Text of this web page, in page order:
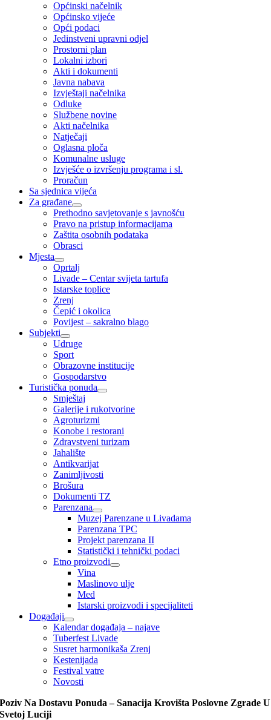
Općinski načelnik
Općinsko vijeće
Opći podaci
Jedinstveni upravni odjel
Prostorni plan
Lokalni izbori
Akti i dokumenti
Javna nabava
Izvještaji načelnika
Odluke
Službene novine
Akti načelnika
Natječaji
Oglasna ploča
Komunalne usluge
Izvješće o izvršenju programa i sl.
Proračun
Sa sjednica vijeća
Za građane
Prethodno savjetovanje s javnošću
Pravo na pristup informacijama
Zaštita osobnih podataka
Obrasci
Mjesta
Oprtalj
Livade – Centar svijeta tartufa
Istarske toplice
Zrenj
Čepić i okolica
Povijest – sakralno blago
Subjekti
Udruge
Sport
Obrazovne institucije
Gospodarstvo
Turistička ponuda
Smještaj
Galerije i rukotvorine
Agroturizmi
Konobe i restorani
Zdravstveni turizam
Jahalište
Antikvarijat
Zanimljivosti
Brošura
Dokumenti TZ
Parenzana
Muzej Parenzane u Livadama
Parenzana TPC
Projekt parenzana II
Statistički i tehnički podaci
Etno proizvodi
Vina
Maslinovo ulje
Med
Istarski proizvodi i specijaliteti
Događaji
Kalendar događaja – najave
Tuberfest Livade
Susret harmonikaša Zrenj
Kestenijada
Festival vatre
Novosti
Poziv Na Dostavu Ponuda – Sanacija Krovišta Poslovne Zgrade U
Svetoj Luciji